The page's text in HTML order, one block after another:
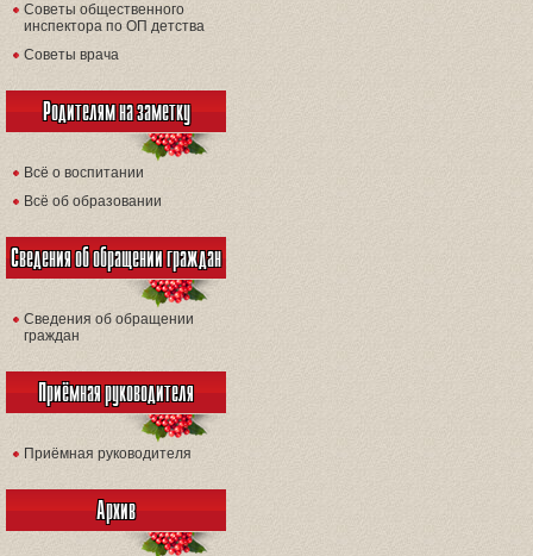
Советы общественного
инспектора по ОП детства
Советы врача
Родителям на заметку
Всё о воспитании
Всё об образовании
Сведения об обращении граждан
Сведения об обращении
граждан
Приёмная руководителя
Приёмная руководителя
Архив